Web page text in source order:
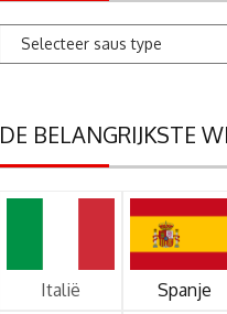
DE BELANGRIJKSTE
Italië Spanje